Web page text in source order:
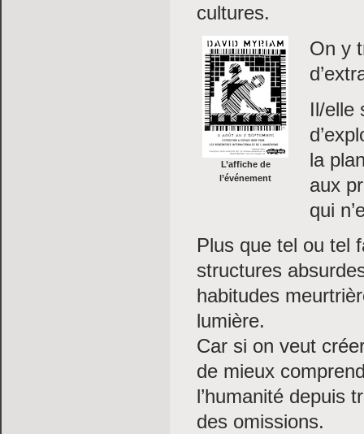
cultures.
L’affiche de
l’événement
On y
Il/elle
la
aux
qui
Plus que tel ou tel
structures
habitudes
lumière.
Car si on veut
de mieux
l’humanité depuis
des omissions.